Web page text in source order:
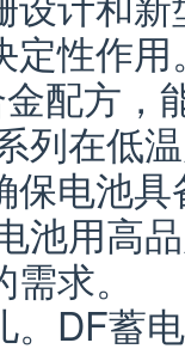
定性作用
配方，
列在低
保电池
池用高
求。
。DF蓄